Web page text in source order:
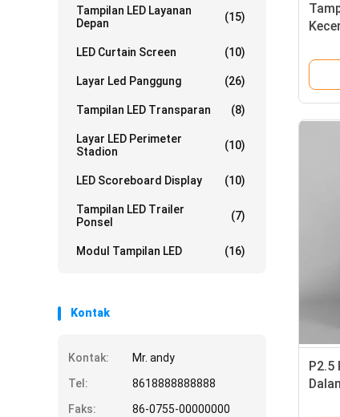
Tampilan LED Layanan
Depan
(15)
LED Curtain Screen (10)
Layar Led Panggung (26)
Tampilan LED Transparan (8)
Layar LED Perimeter
Stadion
(10)
LED Scoreboard Display (10)
Tampilan LED Trailer
Ponsel
(7)
Modul Tampilan LED (16)
Kontak
Kontak:
Mr. andy
Tel:
8618888888888
Faks:
86-0755-00000000
P2.5